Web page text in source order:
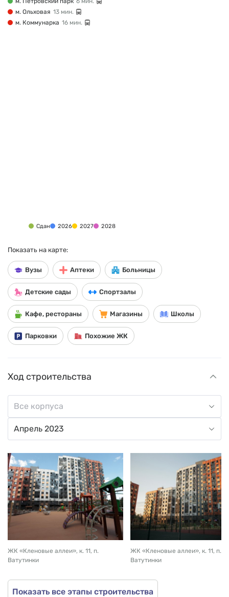
м. Ольховая 13 мин.
м. Коммунарка 16 мин.
Сдан 2026 2027 2028
Показать на карте:
Вузы Аптеки Больницы
Детские сады Спортзалы
Кафе, рестораны Магазины Школы
Парковки Похожие ЖК
Ход строительства
ЖК «Кленовые аллеи», к. 11, п.
Ватутинки
ЖК «Кленовые аллеи», к. 11, п.
Ватутинки
Показать все этапы строительства